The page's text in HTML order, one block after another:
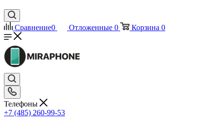
Сравнение0 Отложенные 0 Корзина 0
Телефоны
+7 (485) 260-99-53